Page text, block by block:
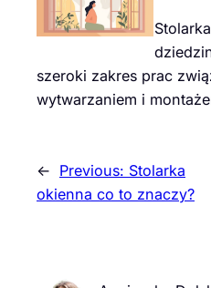
szeroki zakres prac
wytwarzaniem i
← Previous: Stolarka
okienna co to znaczy?